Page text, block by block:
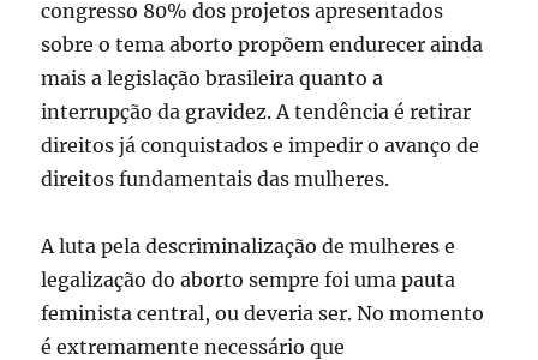
congresso 80% dos projetos apresentados
sobre o tema aborto propõem endurecer ainda
mais a legislação brasileira quanto a
interrupção da gravidez. A tendência é retirar
direitos já conquistados e impedir o avanço de
direitos fundamentais das mulheres.
A luta pela descriminalização de mulheres e
legalização do aborto sempre foi uma pauta
feminista central, ou deveria ser. No momento
é extremamente necessário que